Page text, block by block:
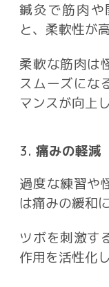
鍼灸で筋肉
と、柔軟性が
柔軟な筋肉は
スムーズにな
マンスが向上
3.痛みの軽減
過度な練習や
は痛みの緩和
ツボを刺激す
作用を活性化